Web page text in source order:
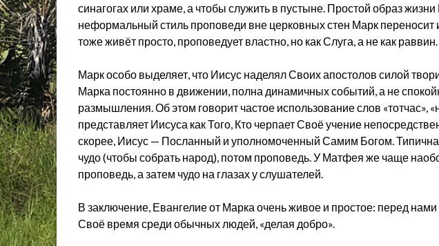
синагогах или храме, а чтобы служить в пустыне. Простой образ
неформальный стиль проповеди вне церковных стен Марк переносит
тоже живёт просто, проповедует властно, но как Слуга, а не как раввин.
Марк особо выделяет, что Иисус наделял Своих апостолов силой
Марка постоянно в движении, полна динамичных событий, а не
размышления. Об этом говорит частое использование слов «тотчас»,
представляет Иисуса как Того, Кто черпает Своё учение
скорее, Иисус — Посланный и уполномоченный Самим Богом.
чудо (чтобы собрать народ), потом проповедь. У Матфея же чаще
проповедь, а затем чудо на глазах у слушателей.
В заключение, Евангелие от Марка очень живое и простое: перед
Своё время среди обычных людей, «делая добро».